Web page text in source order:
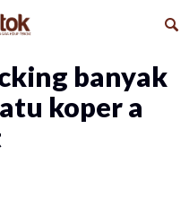
banyak
koper a